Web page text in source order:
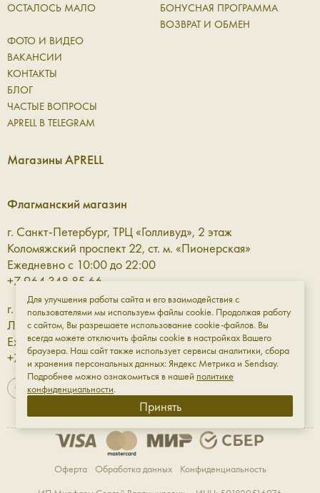
ОСТАЛОСЬ МАЛО
БОНУСНАЯ ПРОГРАММА
ВОЗВРАТ И ОБМЕН
ФОТО И ВИДЕО
ВАКАНСИИ
КОНТАКТЫ
БЛОГ
ЧАСТЫЕ ВОПРОСЫ
APRELL В TELEGRAM
Магазины APRELL
Флагманский магазин
г. Санкт-Петербург, ТРЦ «Голливуд», 2 этаж
Коломяжский проспект 22, ст. м. «Пионерская»
Ежедневно с 10:00 до 22:00
+7 964 348 85 66
г. Санкт-Петербург, ТРЦ «Галерея» 3 этаж
Лиговский проспект, 30а, ст. м. «Площадь Восстания»
Ежедневно с 10:00 до 23:00
+7 961 811-18-98
Оферта Обработка данных
Конфиденциальность
Для улучшения работы сайта и его взаимодействия с
пользователями мы используем файлы cookie. Продолжая работу
с сайтом, Вы разрешаете использование cookie-файлов. Вы
всегда можете отключить файлы cookie в настройках Вашего
браузера. Наш сайт также использует сервисы аналитики, сбора
и хранения персональных данных: Яндекс Метрика и Sendsay.
Подробнее можно ознакомиться в нашей политике
конфиденциальности.
Принять